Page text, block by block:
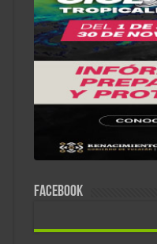
FACEBOOK